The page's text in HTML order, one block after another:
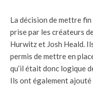
La décision de mettre
prise par les créateurs
Hurwitz et Josh Heald.
permis de mettre en
qu’il était donc logique
Ils ont également